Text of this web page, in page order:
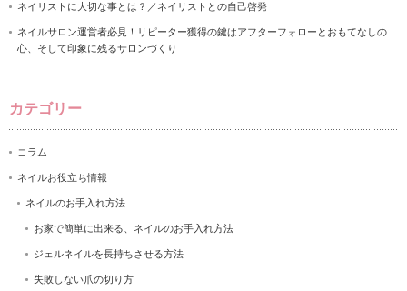
ネイリストに大切な事とは？／ネイリストとの自己啓発
ネイルサロン運営者必見！リピーター獲得の鍵はアフターフォローとおもてなしの
心、そして印象に残るサロンづくり
カテゴリー
コラム
ネイルお役立ち情報
ネイルのお手入れ方法
お家で簡単に出来る、ネイルのお手入れ方法
ジェルネイルを長持ちさせる方法
失敗しない爪の切り方